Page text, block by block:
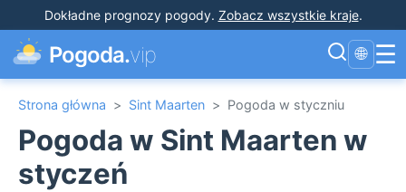
Dokładne prognozy pogody. Zobacz wszystkie kraje.
Pogoda.vip 🌐 ☰
Strona główna > Sint Maarten > Pogoda w styczniu
Pogoda w Sint Maarten w
styczeń